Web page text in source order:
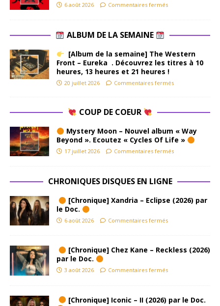
6 août 2026 Commentaires fermés
ALBUM DE LA SEMAINE
[Album de la semaine] The Western
Front – Eureka . Découvrez les titres à 10
heures, 13 heures et 21 heures !
20 juillet 2026 Commentaires fermés
COUP DE COEUR
Mystery Moon – Nouvel album « Way
Beyond ». Ecoutez « Cycles Of Life »
17 juillet 2026 Commentaires fermés
CHRONIQUES DISQUES EN LIGNE
[Chronique] Xandria – Eclipse (2026) par
le Doc.
6 août 2026 Commentaires fermés
[Chronique] Chez Kane – Reckless (2026)
par le Doc.
3 août 2026 Commentaires fermés
[Chronique] Iconic – II (2026) par le Doc.